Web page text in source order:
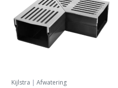
Kijlstra | Afwatering